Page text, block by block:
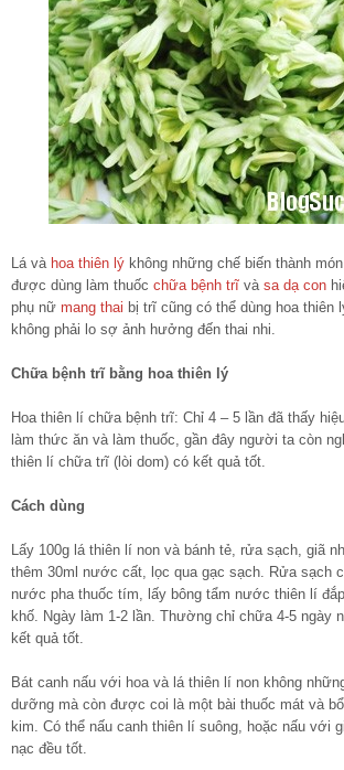
Lá và hoa thiên lý không những chế biến thành
được dùng làm thuốc chữa bệnh trĩ và sa dạ con
phụ nữ mang thai bị trĩ cũng có thể dùng hoa thiên
không phải lo sợ ảnh hưởng đến thai nhi.
Chữa bệnh trĩ bằng hoa thiên lý
Hoa thiên lí chữa bệnh trĩ: Chỉ 4 – 5 lần đã thấy
làm thức ăn và làm thuốc, gần đây người ta còn
thiên lí chữa trĩ (lòi dom) có kết quả tốt.
Cách dùng
Lấy 100g lá thiên lí non và bánh tẻ, rửa sạch, giã
thêm 30ml nước cất, lọc qua gạc sạch. Rửa sạch
nước pha thuốc tím, lấy bông tẩm nước thiên lí
khố. Ngày làm 1-2 lần. Thường chỉ chữa 4-5 ngày
kết quả tốt.
Bát canh nấu với hoa và lá thiên lí non không
dưỡng mà còn được coi là một bài thuốc mát và
kim. Có thể nấu canh thiên lí suông, hoặc nấu với
nạc đều tốt.